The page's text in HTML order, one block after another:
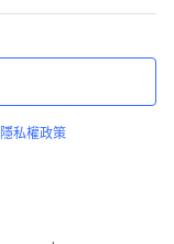
隱私權政策